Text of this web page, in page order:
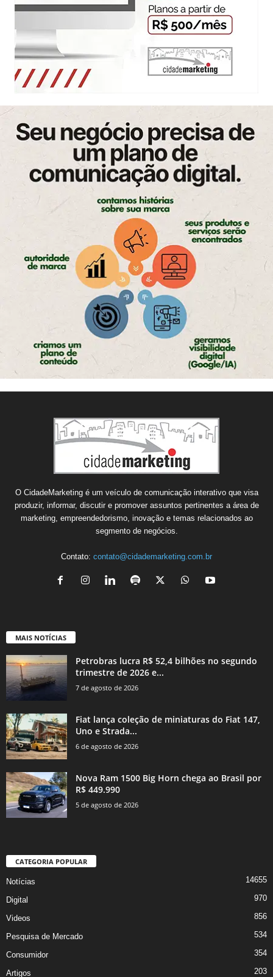
O CidadeMarketing é um veículo de comunicação interativo que visa
produzir, informar, discutir e promover assuntos pertinentes a área de
marketing, empreendedorismo, inovação e temas relacionados ao
segmento de negócios.
Contato: contato@cidademarketing.com.br
MAIS NOTÍCIAS
Petrobras lucra R$ 52,4 bilhões no segundo
trimestre de 2026 e...
7 de agosto de 2026
Fiat lança coleção de miniaturas do Fiat 147,
Uno e Strada...
6 de agosto de 2026
Nova Ram 1500 Big Horn chega ao Brasil por
R$ 449.990
5 de agosto de 2026
CATEGORIA POPULAR
Notícias 14655
Digital 970
Videos 856
Pesquisa de Mercado 534
Consumidor 354
Artigos 203